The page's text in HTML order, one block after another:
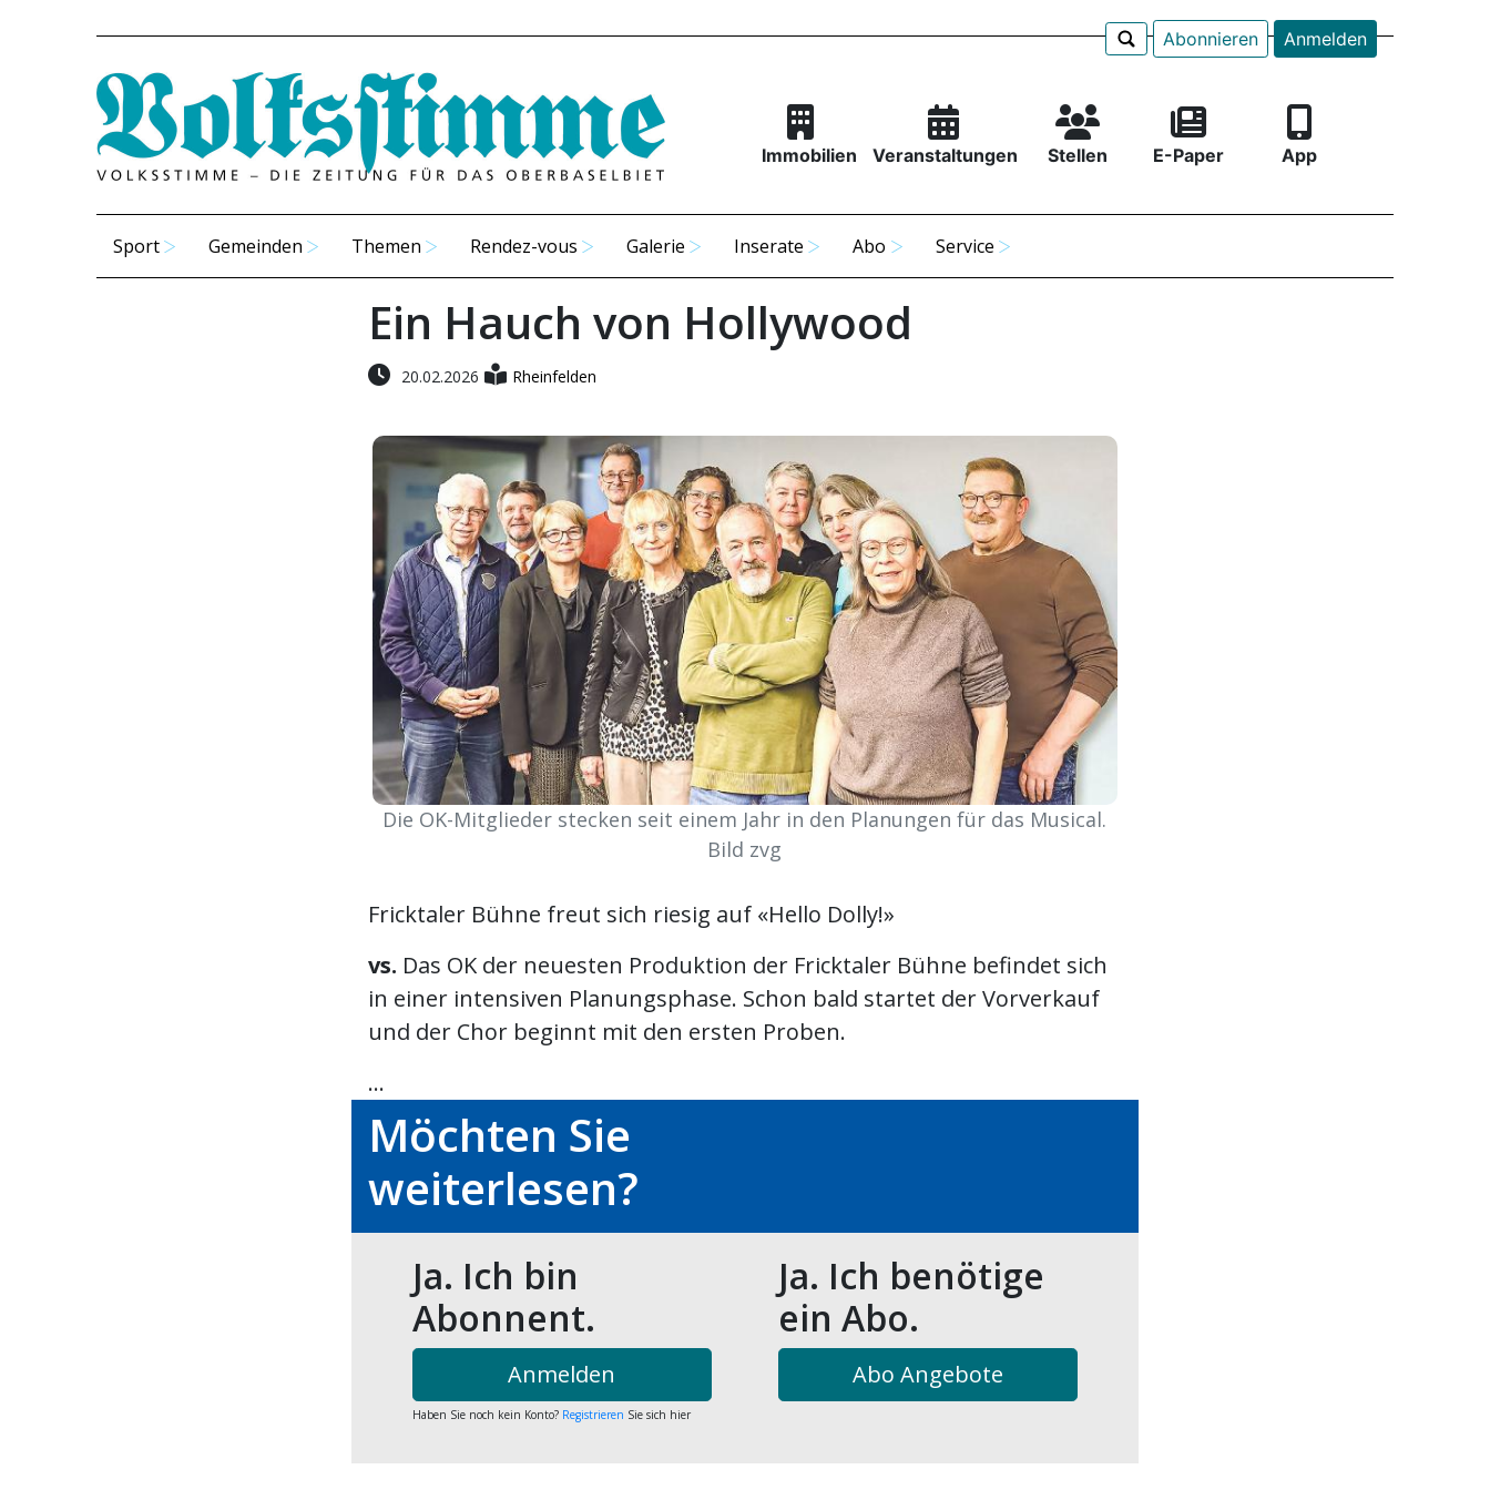
Abonnieren Anmelden
Immobilien Veranstaltungen Stellen E-Paper App
Sport Gemeinden Themen Rendez-vous Galerie Inserate Abo Service
Ein Hauch von Hollywood
20.02.2026 Rheinfelden
Die OK-Mitglieder stecken seit einem Jahr in den Planungen für das Musical.
Bild zvg
Fricktaler Bühne freut sich riesig auf «Hello Dolly!»
vs. Das OK der neuesten Produktion der Fricktaler Bühne befindet sich
in einer intensiven Planungsphase. Schon bald startet der Vorverkauf
und der Chor beginnt mit den ersten Proben.
...
Möchten Sie
weiterlesen?
Ja. Ich bin
Abonnent.
Anmelden
Haben Sie noch kein Konto?Registrieren Sie sich hier
Ja. Ich benötige
ein Abo.
Abo Angebote